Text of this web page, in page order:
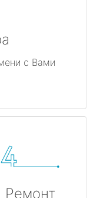
с Вами
Ремонт